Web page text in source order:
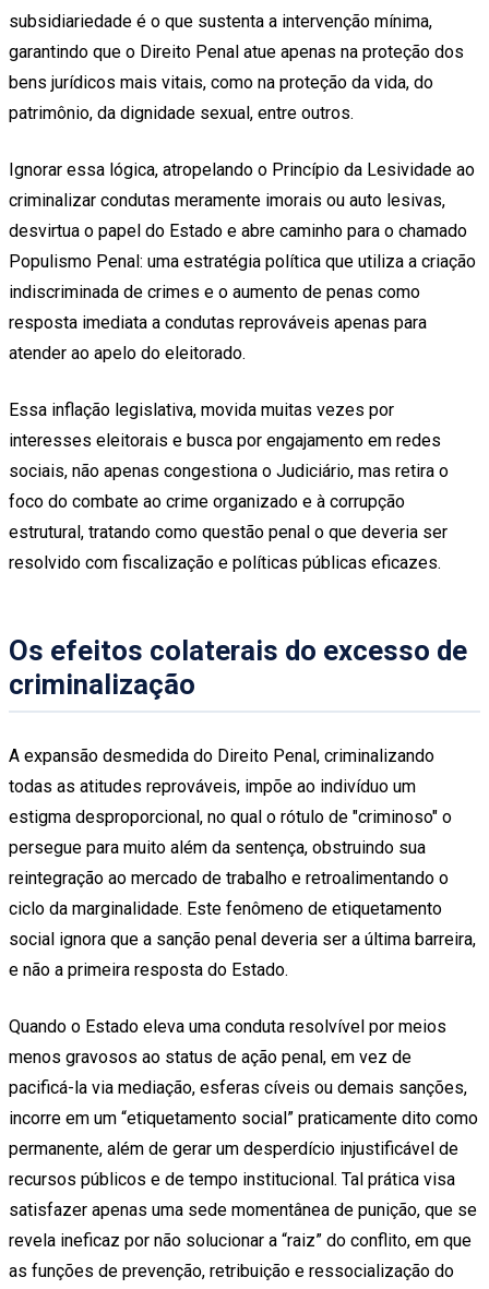
subsidiariedade é o que sustenta a intervenção mínima,
garantindo que o Direito Penal atue apenas na proteção dos
bens jurídicos mais vitais, como na proteção da vida, do
patrimônio, da dignidade sexual, entre outros.
Ignorar essa lógica, atropelando o Princípio da Lesividade ao
criminalizar condutas meramente imorais ou auto lesivas,
desvirtua o papel do Estado e abre caminho para o chamado
Populismo Penal: uma estratégia política que utiliza a criação
indiscriminada de crimes e o aumento de penas como
resposta imediata a condutas reprováveis apenas para
atender ao apelo do eleitorado.
Essa inflação legislativa, movida muitas vezes por
interesses eleitorais e busca por engajamento em redes
sociais, não apenas congestiona o Judiciário, mas retira o
foco do combate ao crime organizado e à corrupção
estrutural, tratando como questão penal o que deveria ser
resolvido com fiscalização e políticas públicas eficazes.
Os efeitos colaterais do excesso de
criminalização
A expansão desmedida do Direito Penal, criminalizando
todas as atitudes reprováveis, impõe ao indivíduo um
estigma desproporcional, no qual o rótulo de "criminoso" o
persegue para muito além da sentença, obstruindo sua
reintegração ao mercado de trabalho e retroalimentando o
ciclo da marginalidade. Este fenômeno de etiquetamento
social ignora que a sanção penal deveria ser a última barreira,
e não a primeira resposta do Estado.
Quando o Estado eleva uma conduta resolvível por meios
menos gravosos ao status de ação penal, em vez de
pacificá-la via mediação, esferas cíveis ou demais sanções,
incorre em um “etiquetamento social” praticamente dito como
permanente, além de gerar um desperdício injustificável de
recursos públicos e de tempo institucional. Tal prática visa
satisfazer apenas uma sede momentânea de punição, que se
revela ineficaz por não solucionar a “raiz” do conflito, em que
as funções de prevenção, retribuição e ressocialização do